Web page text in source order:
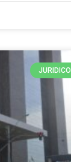
JURIDICO